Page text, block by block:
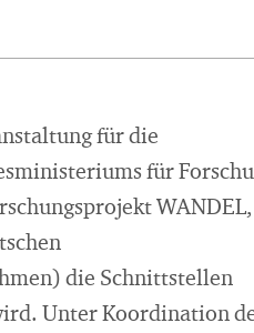
für die
für
die Schnittstellen
Unter Koordination